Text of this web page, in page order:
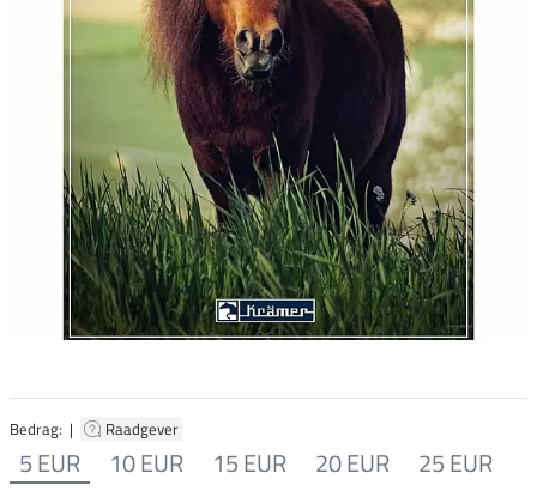
Bedrag: | Raadgever
5 EUR 10 EUR 15 EUR 20 EUR
25 EUR